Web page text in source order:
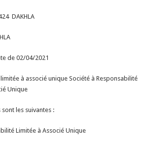
DAKHLA
de 02/04/2021
à associé unique Société à Responsabilité
Unique
les suivantes :
Limitée à Associé Unique